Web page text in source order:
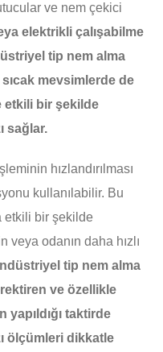
ve nem çekici
elektrikli çalışabilme
tip nem alma
sıcak mevsimlerde de
etkili bir şekilde
sağlar.
hızlandırılması
kullanılabilir. Bu
etkili bir şekilde
veya odanın daha hızlı
tip nem alma
ve özellikle
yapıldığı taktirde
ölçümleri dikkatle